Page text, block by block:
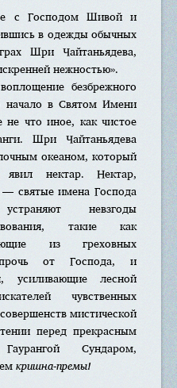
с Господом Шивой и
в одежды обычных
Шри Чайтаньядева,
нежностью».
безбрежного
начало в Святом Имени
что иное, как чистое
Шри Чайтаньядева
океаном, который
явил нектар. Нектар,
святые имена Господа
невзгоды
такие как
из греховных
от Господа, и
усиливающие лесной
чувственных
мистической
перед прекрасным
Сундаром,
кришна-премы!